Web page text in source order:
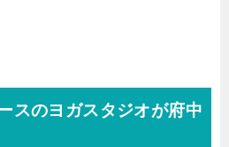
スのヨガスタジオが府中